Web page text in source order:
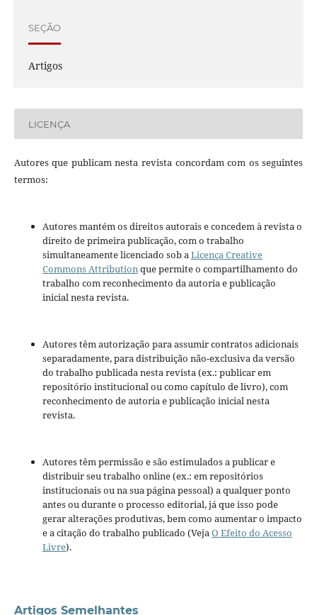
SEÇÃO
Artigos
LICENÇA
Autores que publicam nesta revista concordam com os seguintes
termos:
Autores mantém os direitos autorais e concedem à revista o
direito de primeira publicação, com o trabalho
simultaneamente licenciado sob a Licença Creative
Commons Attribution que permite o compartilhamento do
trabalho com reconhecimento da autoria e publicação
inicial nesta revista.
Autores têm autorização para assumir contratos adicionais
separadamente, para distribuição não-exclusiva da versão
do trabalho publicada nesta revista (ex.: publicar em
repositório institucional ou como capítulo de livro), com
reconhecimento de autoria e publicação inicial nesta
revista.
Autores têm permissão e são estimulados a publicar e
distribuir seu trabalho online (ex.: em repositórios
institucionais ou na sua página pessoal) a qualquer ponto
antes ou durante o processo editorial, já que isso pode
gerar alterações produtivas, bem como aumentar o impacto
e a citação do trabalho publicado (Veja O Efeito do Acesso
Livre).
Artigos Semelhantes